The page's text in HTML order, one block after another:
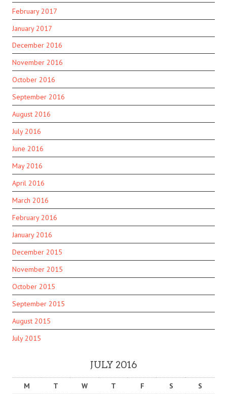
February 2017
January 2017
December 2016
November 2016
October 2016
September 2016
August 2016
July 2016
June 2016
May 2016
April 2016
March 2016
February 2016
January 2016
December 2015
November 2015
October 2015
September 2015
August 2015
July 2015
JULY 2016
M T W T F S
S